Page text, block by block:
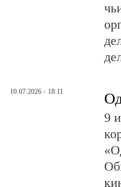
10.07.2026 - 18:11
9